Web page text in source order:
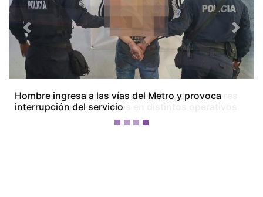
Colón bajo tensión: dos homicidios, dos menores
baleados y tres detenidos en distintos operativos
Previous Next